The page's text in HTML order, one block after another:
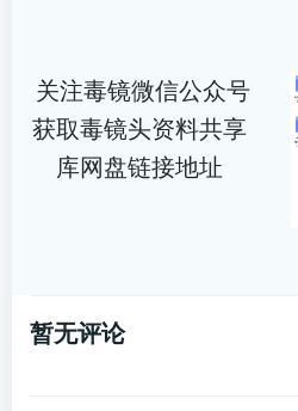
关注毒镜微信公众号
获取毒镜头资料共享
库网盘链接地址
暂无评论